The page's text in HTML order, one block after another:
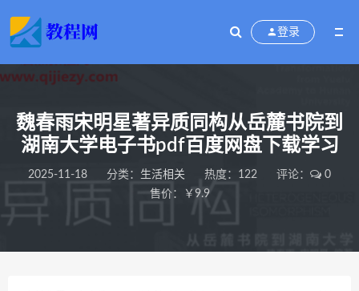
登录
魏春雨宋明星著异质同构从岳麓书院到
湖南大学电子书pdf百度网盘下载学习
2025-11-18 分类： 生活相关 热度：122 评论：
0
售价：￥9.9